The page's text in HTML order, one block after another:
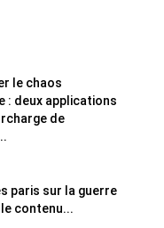
le chaos
: deux applications
de
paris sur la guerre
contenu...